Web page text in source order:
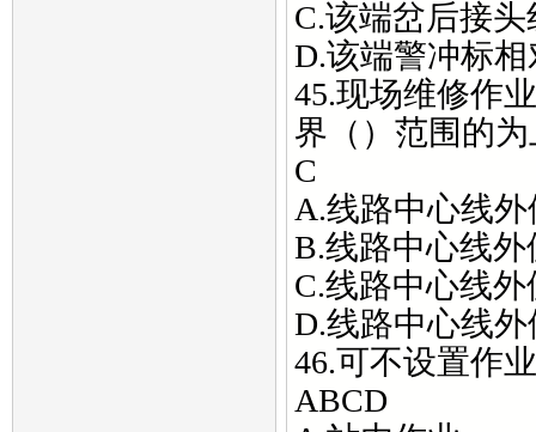
C.该端岔后接头
D.该端警冲标
45.现场维修作
界（）范围的
C
A.线路中心线外
B.线路中心线外
C.线路中心线外
D.线路中心线外
46.可不设置作
ABCD